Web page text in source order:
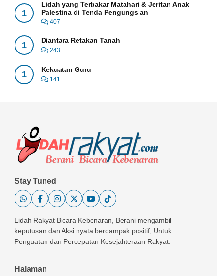
1
Lidah yang Terbakar Matahari & Jeritan Anak
Palestina di Tenda Pengungsian
407
1 Diantara Retakan Tanah
243
1 Kekuatan Guru
141
Stay Tuned
Lidah Rakyat Bicara Kebenaran, Berani mengambil
keputusan dan Aksi nyata berdampak positif, Untuk
Penguatan dan Percepatan Kesejahteraan Rakyat.
Halaman